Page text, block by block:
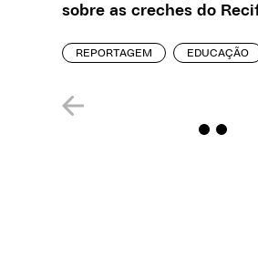
sobre as creches do
REPORTAGEM EDUCAÇÃO